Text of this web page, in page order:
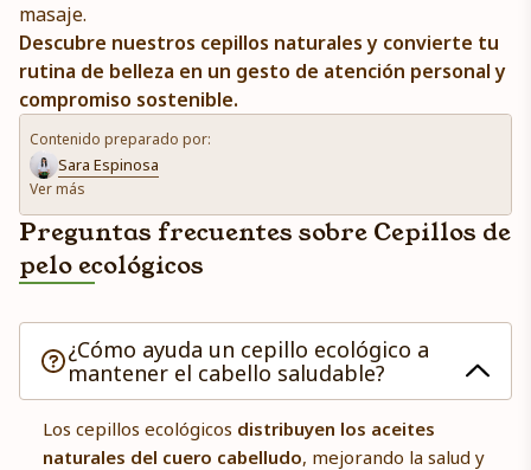
masaje.
Descubre nuestros cepillos naturales y convierte tu
rutina de belleza en un gesto de atención personal y
compromiso sostenible.
Contenido preparado por:
Sara Espinosa
Ver más
Preguntas frecuentes sobre Cepillos de
pelo ecológicos
¿Cómo ayuda un cepillo ecológico a
mantener el cabello saludable?
Los cepillos ecológicos distribuyen los aceites
naturales del cuero cabelludo, mejorando la salud y